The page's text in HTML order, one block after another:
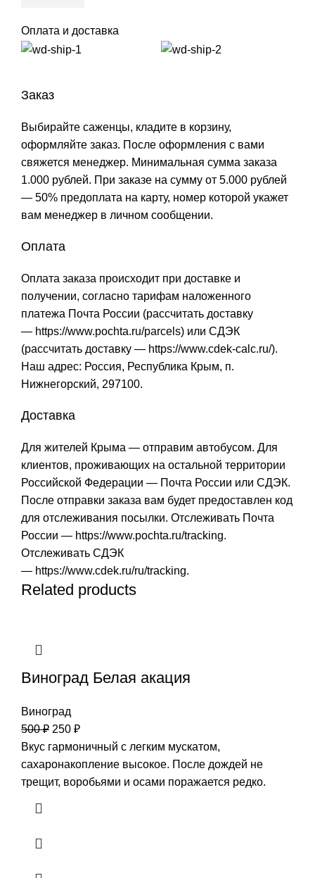
Оплата и доставка
Заказ
Выбирайте саженцы, кладите в корзину,
оформляйте заказ. После оформления с вами
свяжется менеджер. Минимальная сумма заказа
1.000 рублей. При заказе на сумму от 5.000 рублей
— 50% предоплата на карту, номер которой укажет
вам менеджер в личном сообщении.
Оплата
Оплата заказа происходит при доставке и
получении, согласно тарифам наложенного
платежа Почта России (рассчитать доставку
— https://www.pochta.ru/parcels) или СДЭК
(рассчитать доставку — https://www.cdek-calc.ru/).
Наш адрес: Россия, Республика Крым, п.
Нижнегорский, 297100.
Доставка
Для жителей Крыма — отправим автобусом. Для
клиентов, проживающих на остальной территории
Российской Федерации — Почта России или СДЭК.
После отправки заказа вам будет предоставлен код
для отслеживания посылки. Отслеживать Почта
России — https://www.pochta.ru/tracking.
Отслеживать СДЭК
— https://www.cdek.ru/ru/tracking.
Related products
Виноград Белая акация
Виноград
500₽ 250 ₽
Вкус гармоничный с легким мускатом,
сахаронакопление высокое. После дождей не
трещит, воробьями и осами поражается редко.